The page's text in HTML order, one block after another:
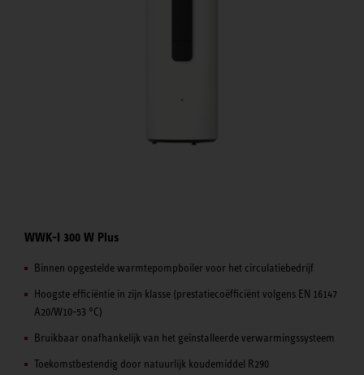
WWK-I 300 W Plus
Binnen opgestelde warmtepompboiler voor het circulatiebedrijf
Hoogste efficiëntie in zijn klasse (prestatiecoëfficiënt volgens EN 16147
A20/W10-53 °C)
Bruikbaar onafhankelijk van het geïnstalleerde verwarmingssysteem
Toekomstbestendig door natuurlijk koudemiddel R290